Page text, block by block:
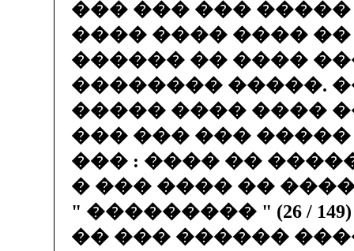
��� ��� ���
���� ���� ����
������ �� ����
�������� �����.
����� ���� ����
��� ��� ���
��� : ���� ��
� ��� ���� ��
" ��������� " (26 /
�� ��� ������